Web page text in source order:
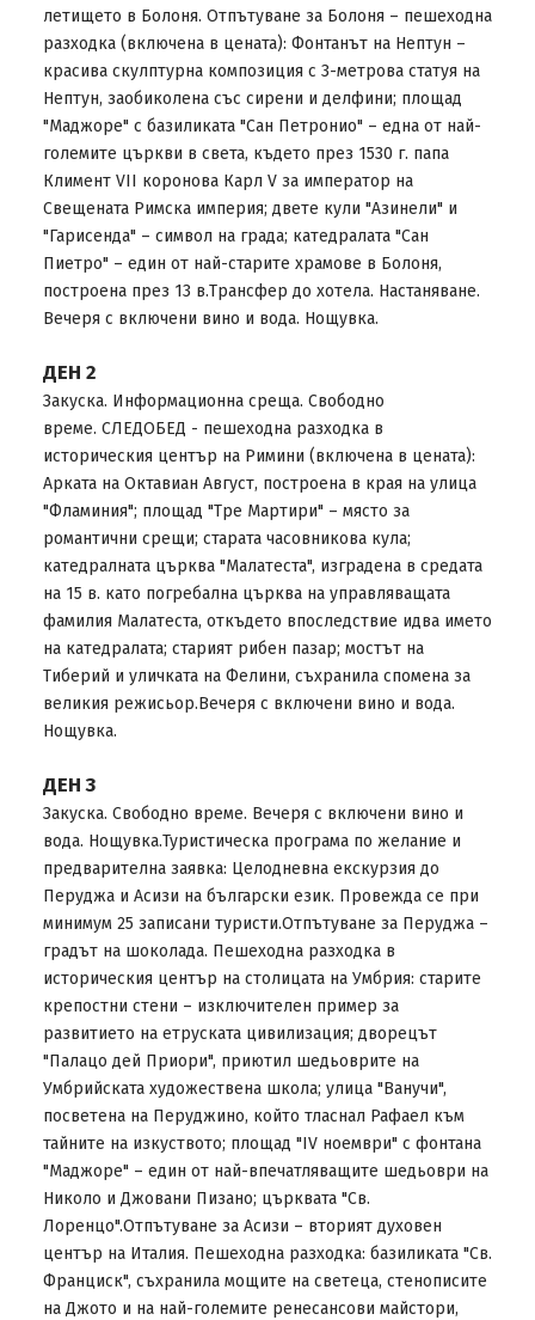
летището в Болоня. Отпътуване за Болоня – пешеходна
разходка (включена в цената): Фонтанът на Нептун –
красива скулптурна композиция с 3-метрова статуя на
Нептун, заобиколена със сирени и делфини; площад
"Маджоре" с базиликата "Сан Петронио" – една от най-
големите църкви в света, където през 1530 г. папа
Климент VII коронова Карл V за император на
Свещената Римска империя; двете кули "Азинели" и
"Гарисенда" – символ на града; катедралата "Сан
Пиетро" – един от най-старите храмове в Болоня,
построена през 13 в.Трансфер до хотела. Настаняване.
Вечеря с включени вино и вода. Нощувка.
ДЕН 2
Закуска. Информационна среща. Свободно
време. СЛЕДОБЕД - пешеходна разходка в
историческия център на Римини (включена в цената):
Арката на Октавиан Август, построена в края на улица
"Фламиния"; площад "Тре Мартири" – място за
романтични срещи; старата часовникова кула;
катедралната църква "Малатеста", изграденa в средата
на 15 в. като погребална църква на управляващата
фамилия Малатеста, откъдето впоследствие идва името
на катедралата; старият рибен пазар; мостът на
Тиберий и уличката на Фелини, съхранила спомена за
великия режисьор.Вечеря с включени вино и вода.
Нощувка.
ДЕН 3
Закуска. Свободно време. Вечеря с включени вино и
вода. Нощувка.Туристическа програма по желание и
предварителна заявка: Целодневна екскурзия до
Перуджа и Асизи на български език. Провежда се при
минимум 25 записани туристи.Отпътуване за Перуджа –
градът на шоколада. Пешеходна разходка в
историческия център на столицата на Умбрия: старите
крепостни стени – изключителен пример за
развитието на етруската цивилизация; дворецът
"Палацо дей Приори", приютил шедьоврите на
Умбрийската художествена школа; улица "Ванучи",
посветена на Перуджино, който тласнал Рафаел към
тайните на изкуството; площад "ІV ноември" с фонтана
"Маджоре" – един от най-впечатляващите шедьоври на
Николо и Джовани Пизано; църквата "Св.
Лоренцо".Отпътуване за Асизи – вторият духовен
център на Италия. Пешеходна разходка: базиликата "Св.
Франциск", съхранила мощите на светеца, стенописите
на Джото и на най-големите ренесансови майстори,